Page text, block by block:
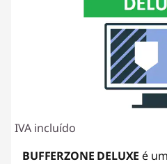
IVA incluído
BUFFERZONE DELUXE é